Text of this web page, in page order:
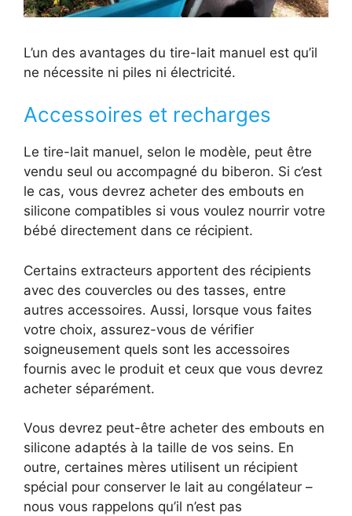
L’un des avantages du tire-lait manuel est qu’il
ne nécessite ni piles ni électricité.
Accessoires et recharges
Le tire-lait manuel, selon le modèle, peut être
vendu seul ou accompagné du biberon. Si c’est
le cas, vous devrez acheter des embouts en
silicone compatibles si vous voulez nourrir votre
bébé directement dans ce récipient.
Certains extracteurs apportent des récipients
avec des couvercles ou des tasses, entre
autres accessoires. Aussi, lorsque vous faites
votre choix, assurez-vous de vérifier
soigneusement quels sont les accessoires
fournis avec le produit et ceux que vous devrez
acheter séparément.
Vous devrez peut-être acheter des embouts en
silicone adaptés à la taille de vos seins. En
outre, certaines mères utilisent un récipient
spécial pour conserver le lait au congélateur –
nous vous rappelons qu’il n’est pas